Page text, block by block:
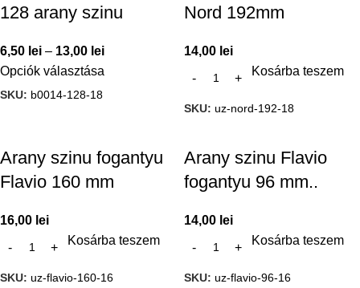
128 arany szinu
6,50 lei – 13,00 lei
Opciók választása
SKU: b0014-128-18
Nord 192mm
14,00 lei
Kosárba teszem
SKU: uz-nord-192-18
Arany szinu fogantyu
Flavio 160 mm
16,00 lei
Kosárba teszem
SKU: uz-flavio-160-16
Arany szinu Flavio
fogantyu 96 mm..
14,00 lei
Kosárba teszem
SKU: uz-flavio-96-16